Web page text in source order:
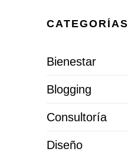
CATEGORÍAS
Bienestar
Blogging
Consultoría
Diseño